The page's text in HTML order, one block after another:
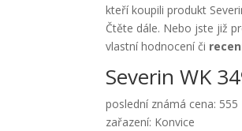
kteří koupili produkt
Čtěte dále. Nebo jste již
vlastní hodnocení či
Severin WK
poslední známá cena: 555
zařazení: Konvice